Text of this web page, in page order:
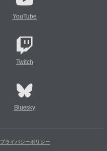
YouTube
Twitch
Bluesky
プライバシーポリシー